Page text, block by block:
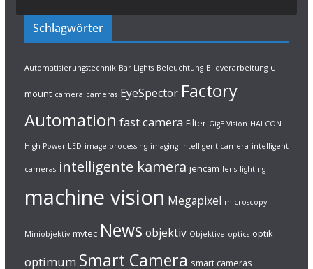
Schlagwörter
Automatisierungstechnik Bar Lights Beleuchtung Bildverarbeitung c-
mount camera cameras EyeSpector Factory
Automation fast camera Filter GigE Vision HALCON
High Power LED image processing imaging intelligent camera intelligent
cameras intelligente kamera jencam lens lighting
machine vision Megapixel microscopy
Miniobjektiv mvtec News objektiv Objektive optics optik
optimum Smart Camera smart cameras